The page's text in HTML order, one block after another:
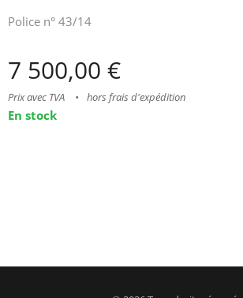
Police n° 43/14
7 500,00 €
Prix avec TVA hors frais d'expédition
En stock